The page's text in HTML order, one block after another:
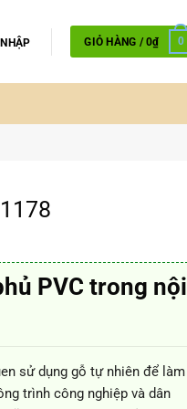
GIỎ HÀNG /0₫ 0
PVC trong nội
sử dụng gỗ tự nhiên để làm
trình công nghiệp và dân